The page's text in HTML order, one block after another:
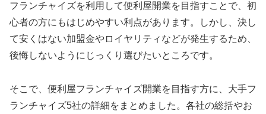
フランチャイズを利用して便利屋開業を目指すことで、初
心者の方にもはじめやすい利点があります。しかし、決し
て安くはない加盟金やロイヤリティなどが発生するため、
後悔しないようにじっくり選びたいところです。
そこで、便利屋フランチャイズ開業を目指す方に、大手フ
ランチャイズ5社の詳細をまとめました。各社の総括やお